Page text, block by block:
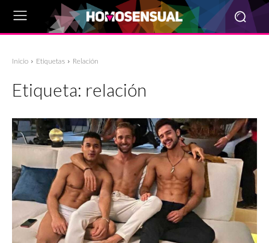
Inicio Etiquetas Relación
Etiqueta: relación